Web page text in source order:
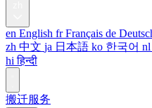
en English fr Français de
zh 中文 ja 日本語 ko 한국어 nl
hi हिन्दी
搬迁服务